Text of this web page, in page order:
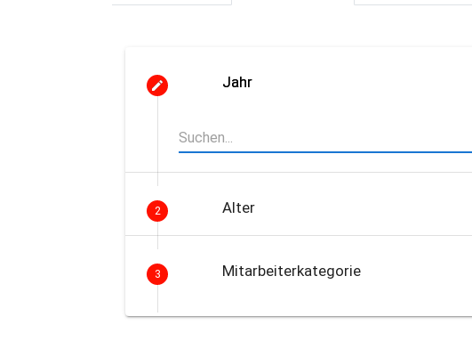
Jahr
2 Alter
3 Mitarbeiterkategorie